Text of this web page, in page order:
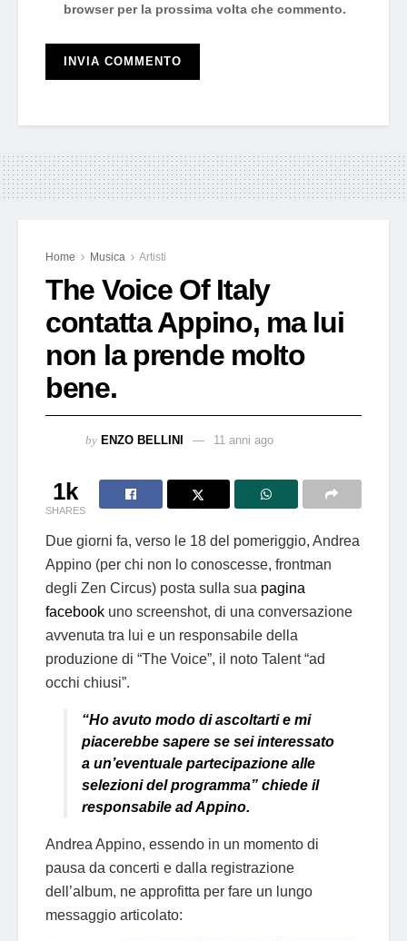
browser per la prossima volta che commento.
Home Musica Artisti
The Voice Of Italy
contatta Appino, ma lui
non la prende molto
bene.
by ENZO BELLINI 11 anni ago
1k
SHARES
Due giorni fa, verso le 18 del pomeriggio, Andrea
Appino (per chi non lo conoscesse, frontman
degli Zen Circus) posta sulla sua pagina
facebook uno screenshot, di una conversazione
avvenuta tra lui e un responsabile della
produzione di “The Voice”, il noto Talent “ad
occhi chiusi”.
“Ho avuto modo di ascoltarti e mi
piacerebbe sapere se sei interessato
a un’eventuale partecipazione alle
selezioni del programma” chiede il
responsabile ad Appino.
Andrea Appino, essendo in un momento di
pausa da concerti e dalla registrazione
dell’album, ne approfitta per fare un lungo
messaggio articolato: